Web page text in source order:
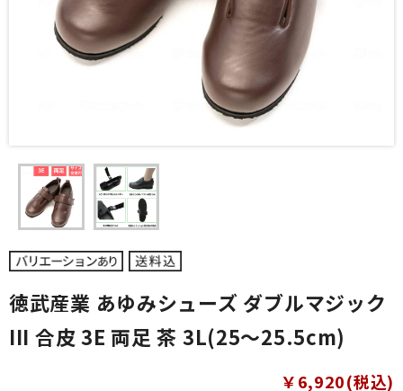
徳武産業 あゆみシューズ ダブルマジック
III 合皮 3E 両足 茶 3L(25～25.5cm)
￥6,920(税込)